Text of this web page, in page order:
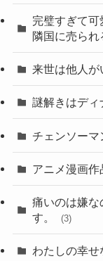
完璧すぎて
隣国に売られ
来世は他人が
謎解きはデ
チェンソーマ
アニメ漫画作
痛いのは嫌な
す。
(3)
わたしの幸せ